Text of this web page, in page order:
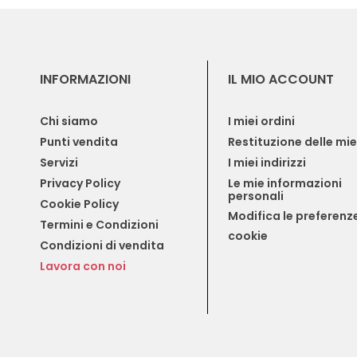
INFORMAZIONI
Chi siamo
Punti vendita
Servizi
Privacy Policy
Cookie Policy
Termini e Condizioni
Condizioni di vendita
Lavora con noi
IL MIO ACCOUNT
I miei ordini
Restituzione delle
I miei indirizzi
Le mie informazioni
personali
Modifica le
cookie